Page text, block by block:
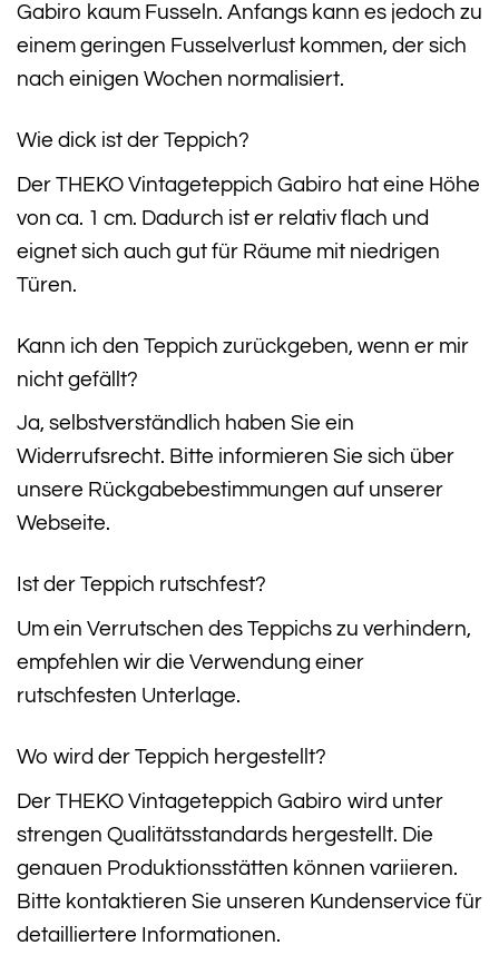
Gabiro kaum Fusseln. Anfangs kann es jedoch zu
einem geringen Fusselverlust kommen, der sich
nach einigen Wochen normalisiert.
Wie dick ist der Teppich?
Der THEKO Vintageteppich Gabiro hat eine Höhe
von ca. 1 cm. Dadurch ist er relativ flach und
eignet sich auch gut für Räume mit niedrigen
Türen.
Kann ich den Teppich zurückgeben, wenn er mir
nicht gefällt?
Ja, selbstverständlich haben Sie ein
Widerrufsrecht. Bitte informieren Sie sich über
unsere Rückgabebestimmungen auf unserer
Webseite.
Ist der Teppich rutschfest?
Um ein Verrutschen des Teppichs zu verhindern,
empfehlen wir die Verwendung einer
rutschfesten Unterlage.
Wo wird der Teppich hergestellt?
Der THEKO Vintageteppich Gabiro wird unter
strengen Qualitätsstandards hergestellt. Die
genauen Produktionsstätten können variieren.
Bitte kontaktieren Sie unseren Kundenservice für
detailliertere Informationen.